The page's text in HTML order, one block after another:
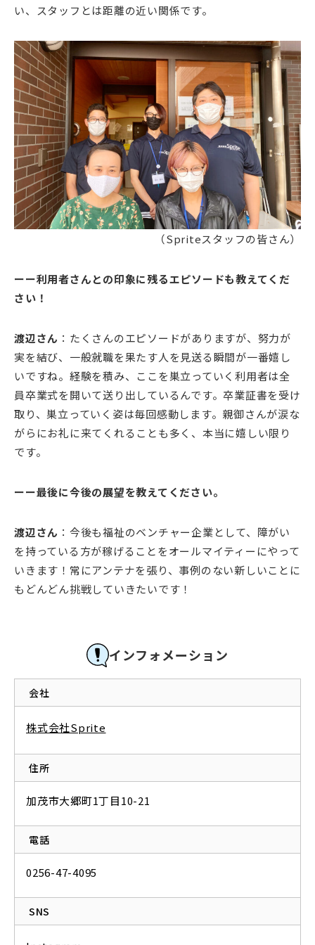
い、スタッフとは距離の近い関係です。
（Spriteスタッフの皆さん）
ーー利用者さんとの印象に残るエピソードも教えてくだ
さい！
渡辺さん ：たくさんのエピソードがありますが、努力が
実を結び、一般就職を果たす人を見送る瞬間が一番嬉し
いですね。経験を積み、ここを巣立っていく利用者は全
員卒業式を開いて送り出しているんです。卒業証書を受け
取り、巣立っていく姿は毎回感動します。親御さんが涙な
がらにお礼に来てくれることも多く、本当に嬉しい限り
です。
ーー最後に今後の展望を教えてください。
渡辺さん ：今後も福祉のベンチャー企業として、障がい
を持っている方が稼げることをオールマイティーにやって
いきます！常にアンテナを張り、事例のない新しいことに
もどんどん挑戦していきたいです！
インフォメーション
会社
株式会社Sprite
住所
加茂市大郷町1丁目10-21
電話
0256-47-4095
SNS